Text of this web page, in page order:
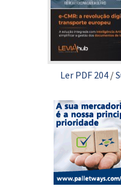
Ler PDF 204 /